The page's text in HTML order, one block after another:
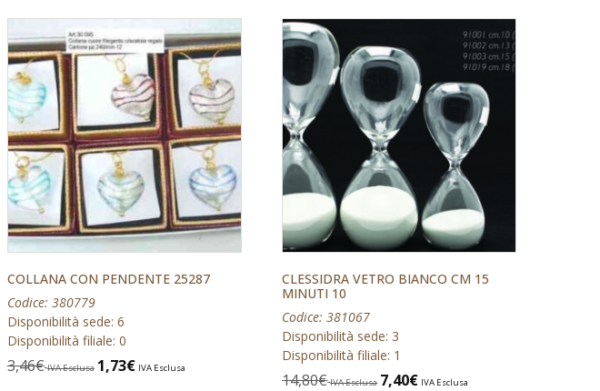
COLLANA CON PENDENTE 25287
Codice: 380779
Disponibilità sede: 6
Disponibilità filiale: 0
3,46€ IVA Esclusa 1,73€ IVA Esclusa
CLESSIDRA VETRO BIANCO CM 15
MINUTI 10
Codice: 381067
Disponibilità sede: 3
Disponibilità filiale: 1
14,80€ IVA Esclusa 7,40€ IVA Esclusa